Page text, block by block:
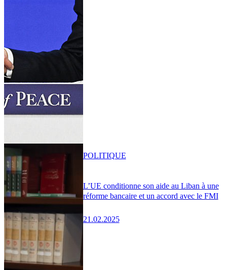
L’UE conditionne son aide au Liban à une
réforme bancaire et un accord avec le FMI
21.02.2025
POLITIQUE